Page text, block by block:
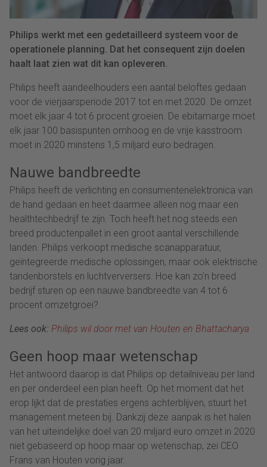
Philips werkt met een gedetailleerd systeem voor de
operationele planning. Dat het consequent zijn doelen
haalt laat zien wat dit kan opleveren.
Philips heeft aandeelhouders een aantal beloftes gedaan
voor de vierjaarsperiode 2017 tot en met 2020. De omzet
moet elk jaar 4 tot 6 procent groeien. De ebitamarge moet
elk jaar 100 basispunten omhoog en de vrije kasstroom
moet in 2020 minstens 1,5 miljard euro bedragen.
Nauwe bandbreedte
Philips heeft de verlichting en consumentenelektronica van
de hand gedaan en heet daarmee alleen nog maar een
healthtechbedrijf te zijn. Toch heeft het nog steeds een
breed productenpallet in een groot aantal verschillende
landen. Philips verkoopt medische scanapparatuur,
geïntegreerde medische oplossingen, maar ook elektrische
tandenborstels en luchtverversers. Hoe kan zo’n breed
bedrijf sturen op een nauwe bandbreedte van 4 tot 6
procent omzetgroei?
Lees ook: Philips wil door met van Houten en Bhattacharya
Geen hoop maar wetenschap
Het antwoord daarop is dat Philips op detailniveau per land
en per onderdeel een plan heeft. Op het moment dat het
erop lijkt dat de prestaties ergens achterblijven, stuurt het
management meteen bij. Dankzij deze aanpak is het halen
van het uiteindelijke doel van 20 miljard euro omzet in 2020
niet gebaseerd op hoop maar op wetenschap, zei CEO
Frans van Houten vorig jaar.